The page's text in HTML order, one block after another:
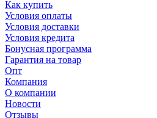
Как купить
Условия оплаты
Условия доставки
Условия кредита
Бонусная программа
Гарантия на товар
Опт
Компания
О компании
Новости
Отзывы